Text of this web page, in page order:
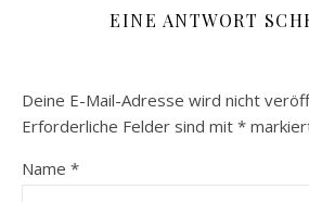
EINE ANTWORT
Deine E-Mail-Adresse wird nicht
Erforderliche Felder sind mit *
Name *